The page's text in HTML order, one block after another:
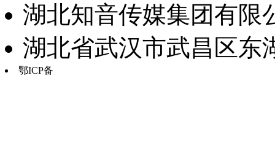
湖北知音传媒集团有限
湖北省武汉市武昌区东
鄂ICP备